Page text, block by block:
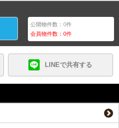
公開物件数：0件
会員物件数：0件
LINEで共有する